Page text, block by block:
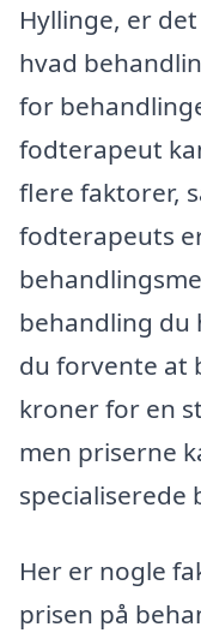
Hyllinge, er
hvad
for
fodterapeut
flere faktorer,
fodterapeuts
behandling du
du forvente at
kroner for en
men priserne
specialiserede
Her er nogle
prisen på